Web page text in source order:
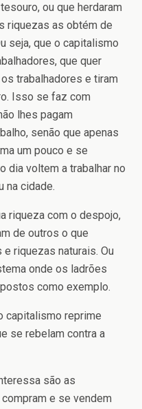
ou que herdaram
riquezas as obtém de
seja, que o capitalismo
que quer
trabalhadores e tiram
Isso se faz com
lhes pagam
senão que apenas
um pouco e se
dia voltem a trabalhar no
na cidade.
riqueza com o despojo,
de outros o que
riquezas naturais. Ou
onde os ladrões
como exemplo.
capitalismo reprime
se rebelam contra a
são as
e se vendem